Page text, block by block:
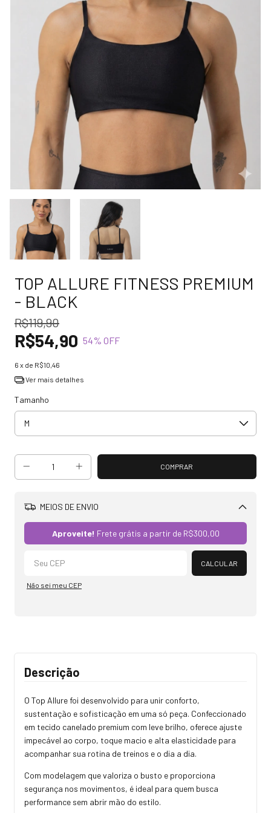
TOP ALLURE FITNESS PREMIUM
- BLACK
R$119,90
R$54,90 54% OFF
6 x de R$10,46
Ver mais detalhes
Tamanho
MEIOS DE ENVIO
Aproveite! Frete grátis a partir de R$300,00
CALCULAR
Não sei meu CEP
Descrição
O Top Allure foi desenvolvido para unir conforto,
sustentação e sofisticação em uma só peça. Confeccionado
em tecido canelado premium com leve brilho, oferece ajuste
impecável ao corpo, toque macio e alta elasticidade para
acompanhar sua rotina de treinos e o dia a dia.
Com modelagem que valoriza o busto e proporciona
segurança nos movimentos, é ideal para quem busca
performance sem abrir mão do estilo.